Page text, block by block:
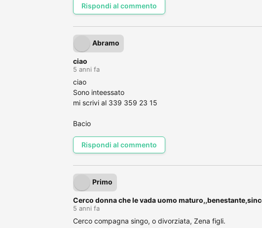
Rispondi al commento
Abramo
ciao
5 anni fa
ciao
Sono inteessato
mi scrivi al 339 359 23 15
Bacio
Rispondi al commento
Primo
Cerco donna che le vada uomo
5 anni fa
Cerco compagna singo, o divorziata, Zena figli.